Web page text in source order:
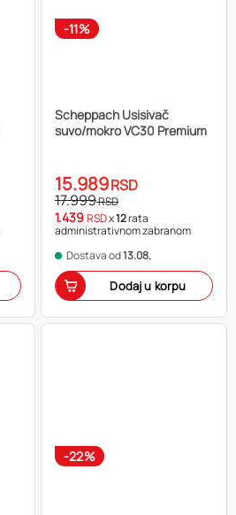
-11%
Scheppach Usisivač
suvo/mokro VC30 Premium
15.989RSD
17.999RSD
1.439RSDx12rata
administrativnom zabranom
Dostava od13.08.
Dodaj u korpu
-22%